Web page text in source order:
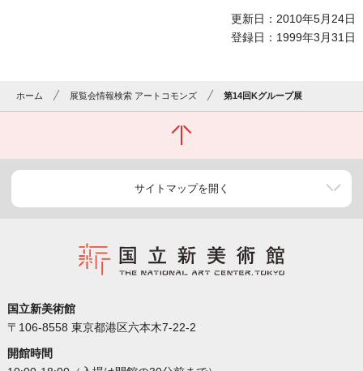
更新日：2010年5月24日
登録日：1999年3月31日
ホーム 展覧会情報検索 アートコモンズ 第14回Kグループ展
サイトマップを開く
国立新美術館
〒106-8558 東京都港区六本木7-22-2
開館時間